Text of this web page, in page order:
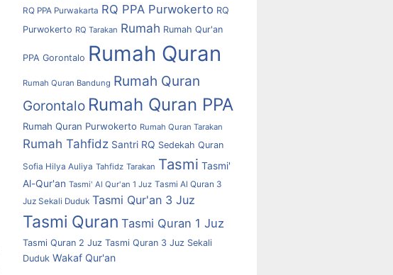
RQ PPA Purwakarta RQ PPA Purwokerto RQ
Purwokerto RQ Tarakan Rumah Rumah Qur'an
PPA Gorontalo Rumah Quran
Rumah Quran Bandung Rumah Quran
Gorontalo Rumah Quran PPA
Rumah Quran Purwokerto Rumah Quran Tarakan
Rumah Tahfidz Santri RQ Sedekah Quran
Sofia Hilya Auliya Tahfidz Tarakan Tasmi Tasmi'
Al-Qur'an Tasmi' Al Qur'an 1 Juz Tasmi Al Quran 3
Juz Sekali Duduk Tasmi Qur'an 3 Juz
Tasmi Quran Tasmi Quran 1 Juz
Tasmi Quran 2 Juz Tasmi Quran 3 Juz Sekali
Duduk Wakaf Qur'an